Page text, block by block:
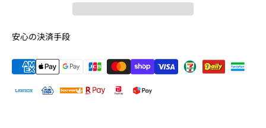
安心の決済手段